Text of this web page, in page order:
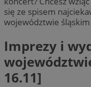
się ze spisem
województwie
Imprezy i
16.11]